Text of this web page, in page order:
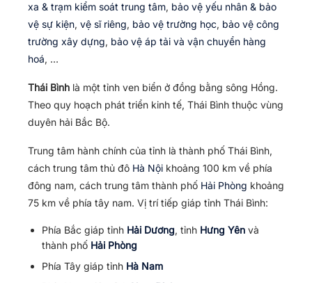
xa & trạm kiểm soát trung tâm, bảo vệ yếu nhân & bảo
vệ sự kiện, vệ sĩ riêng, bảo vệ trường học, bảo vệ công
trường xây dựng, bảo vệ áp tải và vận chuyển hàng
hoá, …
Thái Bình là một tỉnh ven biển ở đồng bằng sông Hồng.
Theo quy hoạch phát triển kinh tế, Thái Bình thuộc vùng
duyên hải Bắc Bộ.
Trung tâm hành chính của tỉnh là thành phố Thái Bình,
cách trung tâm thủ đô Hà Nội khoảng 100 km về phía
đông nam, cách trung tâm thành phố Hải Phòng khoảng
75 km về phía tây nam. Vị trí tiếp giáp tỉnh Thái Bình:
Phía Bắc giáp tỉnh Hải Dương, tỉnh Hưng Yên và
thành phố Hải Phòng
Phía Tây giáp tỉnh Hà Nam